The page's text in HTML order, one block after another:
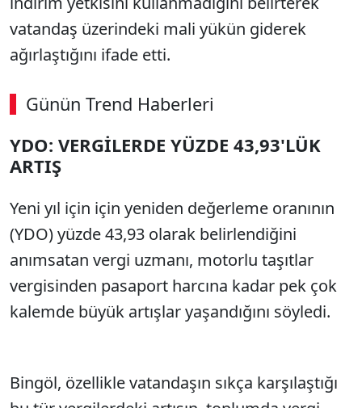
vatandaş üzerindeki mali yükün giderek
ağırlaştığını ifade etti.
Günün Trend Haberleri
YDO: VERGİLERDE YÜZDE 43,93'LÜK
ARTIŞ
Yeni yıl için için yeniden değerleme oranının
(YDO) yüzde 43,93 olarak belirlendiğini
anımsatan vergi uzmanı, motorlu taşıtlar
vergisinden pasaport harcına kadar pek çok
kalemde büyük artışlar yaşandığını söyledi.
Bingöl, özellikle vatandaşın sıkça karşılaştığı